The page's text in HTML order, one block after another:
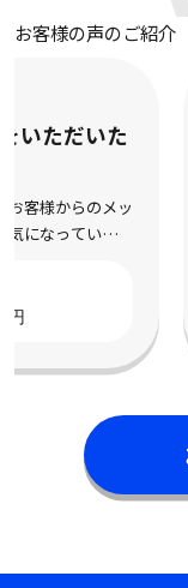
お客様の声のご紹介
洗
お
洗面所の水漏れで依
セージ 洗面所を使
た。 電話対応から